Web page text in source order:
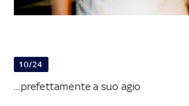
10/24
...prefettamente a suo agio